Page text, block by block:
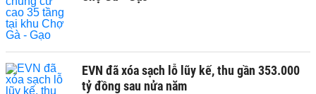
EVN đã xóa sạch lỗ lũy kế, thu gần 353.000
tỷ đồng sau nửa năm